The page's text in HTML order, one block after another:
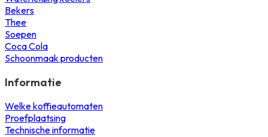
Bekers
Thee
Soepen
Coca Cola
Schoonmaak producten
Informatie
Welke koffieautomaten
Proefplaatsing
Technische informatie